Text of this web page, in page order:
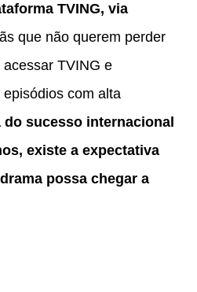
TVING, via
que não querem perder
TVING e
com alta
do sucesso internacional
existe a expectativa
possa chegar a